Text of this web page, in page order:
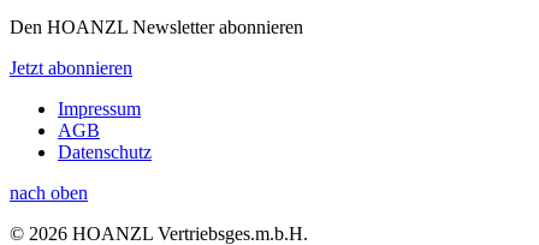
Den HOANZL Newsletter abonnieren
Jetzt abonnieren
Impressum
AGB
Datenschutz
nach oben
© 2026 HOANZL Vertriebsges.m.b.H.